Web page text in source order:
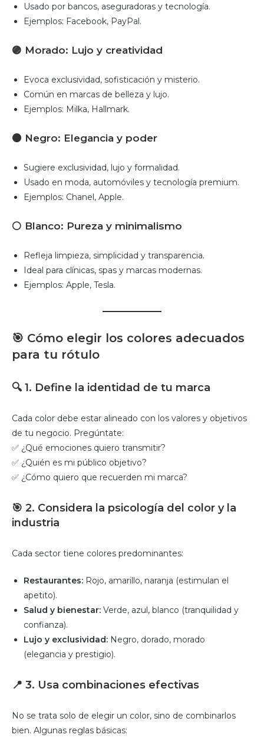
Usado por bancos, aseguradoras y tecnología.
Ejemplos: Facebook, PayPal.
🟣 Morado: Lujo y creatividad
Evoca exclusividad, sofisticación y misterio.
Común en marcas de belleza y lujo.
Ejemplos: Milka, Hallmark.
⚫ Negro: Elegancia y poder
Sugiere exclusividad, lujo y formalidad.
Usado en moda, automóviles y tecnología premium.
Ejemplos: Chanel, Apple.
⚪ Blanco: Pureza y minimalismo
Refleja limpieza, simplicidad y transparencia.
Ideal para clínicas, spas y marcas modernas.
Ejemplos: Apple, Tesla.
🎯 Cómo elegir los colores adecuados
para tu rótulo
🔍1. Define la identidad de tu marca
Cada color debe estar alineado con los valores y objetivos
de tu negocio. Pregúntate:
✅ ¿Qué emociones quiero transmitir?
✅ ¿Quién es mi público objetivo?
✅ ¿Cómo quiero que recuerden mi marca?
🎯 2. Considera la psicología del color y la
industria
Cada sector tiene colores predominantes:
Restaurantes: Rojo, amarillo, naranja (estimulan el
apetito).
Salud y bienestar: Verde, azul, blanco (tranquilidad y
confianza).
Lujo y exclusividad: Negro, dorado, morado
(elegancia y prestigio).
📍 3. Usa combinaciones efectivas
No se trata solo de elegir un color, sino de combinarlos
bien. Algunas reglas básicas: